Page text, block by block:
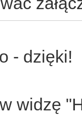
- dzięki!
widzę